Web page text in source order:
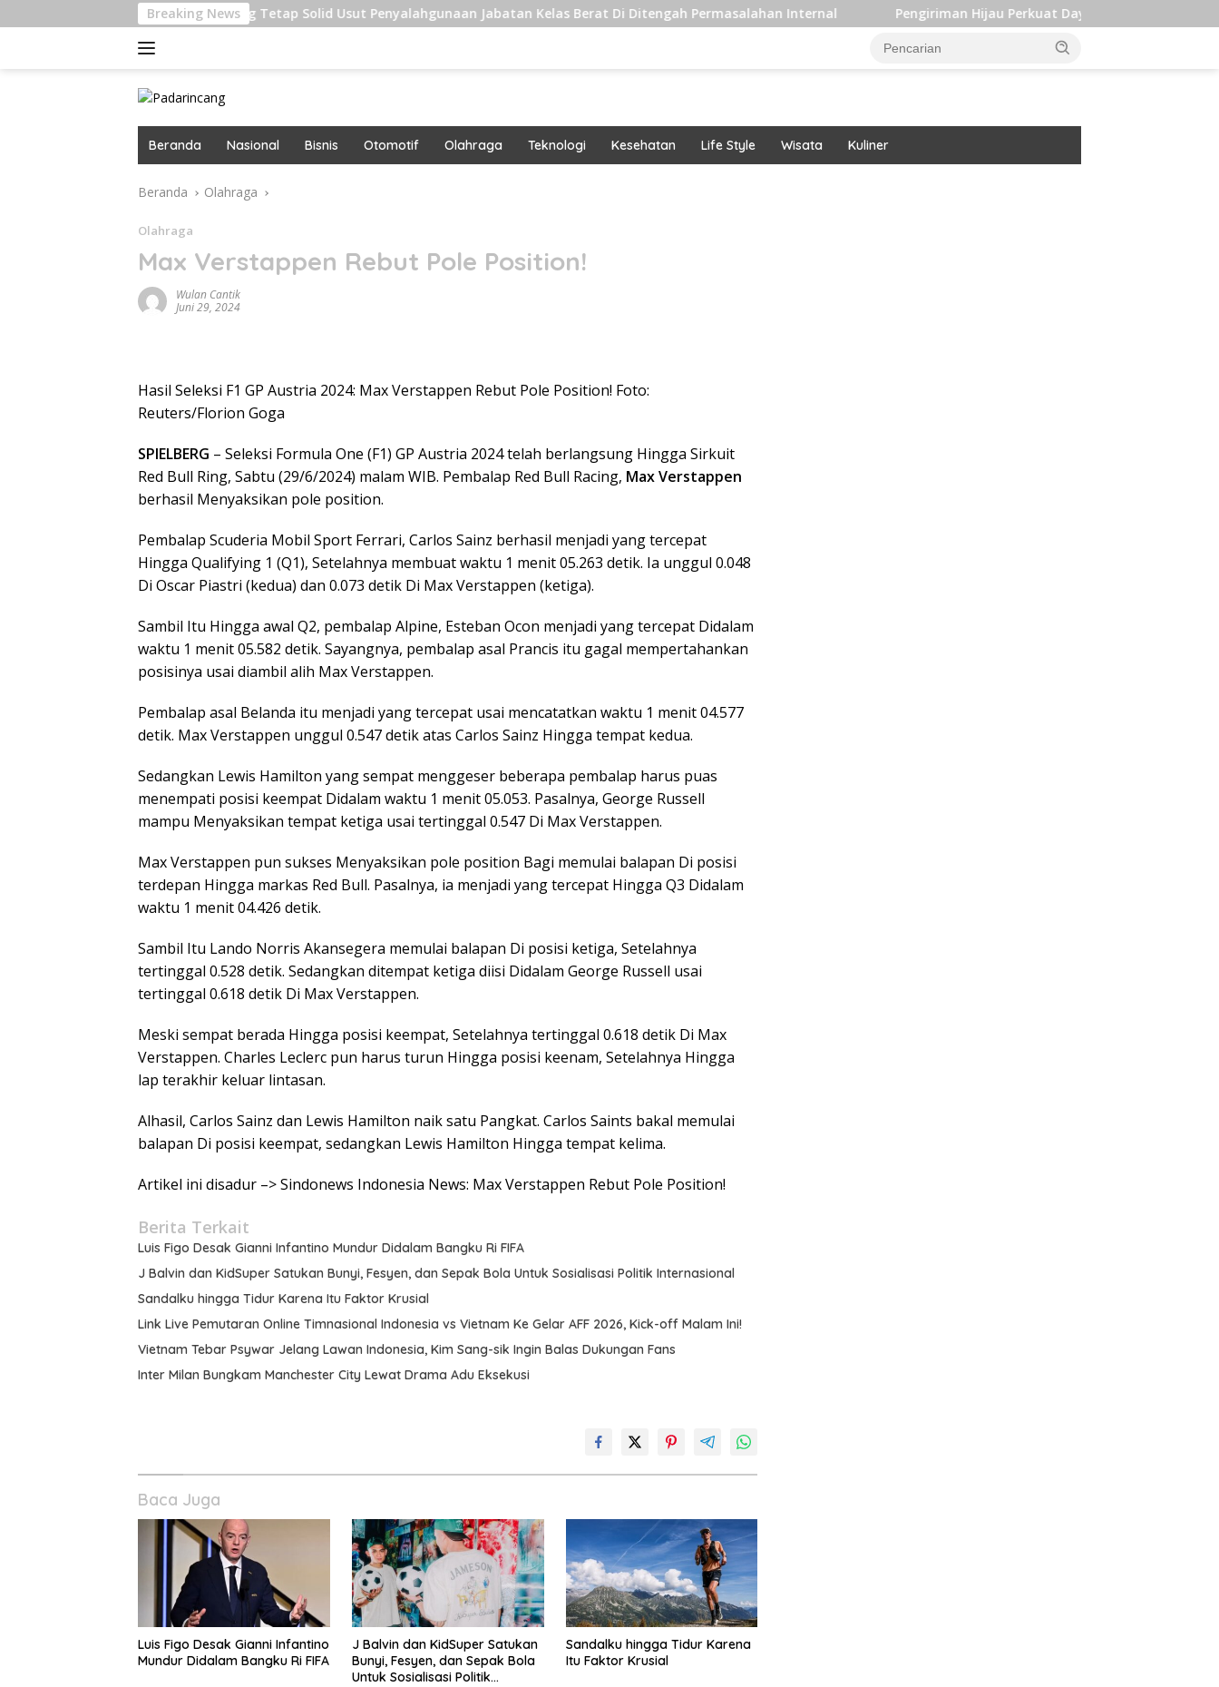
ke
Breaking News
Kejagung Tetap Solid Usut Penyalahgunaan Jabatan Kelas Berat Di Ditengah Permasalahan Internal Pengiriman Hijau Perkuat Daya Saing dan Dukung Target
Beranda Nasional Bisnis Otomotif Olahraga Teknologi Kesehatan Life Style Wisata Kuliner
Beranda Olahraga
Olahraga
Max Verstappen Rebut Pole Position!
Wulan Cantik
Juni 29, 2024
Hasil Seleksi F1 GP Austria 2024: Max Verstappen Rebut Pole Position! Foto:
Reuters/Florion Goga
SPIELBERG – Seleksi Formula One (F1) GP Austria 2024 telah berlangsung Hingga Sirkuit
Red Bull Ring, Sabtu (29/6/2024) malam WIB. Pembalap Red Bull Racing, Max Verstappen
berhasil Menyaksikan pole position.
Pembalap Scuderia Mobil Sport Ferrari, Carlos Sainz berhasil menjadi yang tercepat
Hingga Qualifying 1 (Q1), Setelahnya membuat waktu 1 menit 05.263 detik. Ia unggul 0.048
Di Oscar Piastri (kedua) dan 0.073 detik Di Max Verstappen (ketiga).
Sambil Itu Hingga awal Q2, pembalap Alpine, Esteban Ocon menjadi yang tercepat Didalam
waktu 1 menit 05.582 detik. Sayangnya, pembalap asal Prancis itu gagal mempertahankan
posisinya usai diambil alih Max Verstappen.
Pembalap asal Belanda itu menjadi yang tercepat usai mencatatkan waktu 1 menit 04.577
detik. Max Verstappen unggul 0.547 detik atas Carlos Sainz Hingga tempat kedua.
Sedangkan Lewis Hamilton yang sempat menggeser beberapa pembalap harus puas
menempati posisi keempat Didalam waktu 1 menit 05.053. Pasalnya, George Russell
mampu Menyaksikan tempat ketiga usai tertinggal 0.547 Di Max Verstappen.
Max Verstappen pun sukses Menyaksikan pole position Bagi memulai balapan Di posisi
terdepan Hingga markas Red Bull. Pasalnya, ia menjadi yang tercepat Hingga Q3 Didalam
waktu 1 menit 04.426 detik.
Sambil Itu Lando Norris Akansegera memulai balapan Di posisi ketiga, Setelahnya
tertinggal 0.528 detik. Sedangkan ditempat ketiga diisi Didalam George Russell usai
tertinggal 0.618 detik Di Max Verstappen.
Meski sempat berada Hingga posisi keempat, Setelahnya tertinggal 0.618 detik Di Max
Verstappen. Charles Leclerc pun harus turun Hingga posisi keenam, Setelahnya Hingga
lap terakhir keluar lintasan.
Alhasil, Carlos Sainz dan Lewis Hamilton naik satu Pangkat. Carlos Saints bakal memulai
balapan Di posisi keempat, sedangkan Lewis Hamilton Hingga tempat kelima.
Artikel ini disadur –> Sindonews Indonesia News: Max Verstappen Rebut Pole Position!
Berita Terkait
Luis Figo Desak Gianni Infantino Mundur Didalam Bangku Ri FIFA
J Balvin dan KidSuper Satukan Bunyi, Fesyen, dan Sepak Bola Untuk Sosialisasi Politik Internasional
Sandalku hingga Tidur Karena Itu Faktor Krusial
Link Live Pemutaran Online Timnasional Indonesia vs Vietnam Ke Gelar AFF 2026, Kick-off Malam Ini!
Vietnam Tebar Psywar Jelang Lawan Indonesia, Kim Sang-sik Ingin Balas Dukungan Fans
Inter Milan Bungkam Manchester City Lewat Drama Adu Eksekusi
Baca Juga
Luis Figo Desak Gianni Infantino
Mundur Didalam Bangku Ri FIFA
J Balvin dan KidSuper Satukan
Bunyi, Fesyen, dan Sepak Bola
Untuk Sosialisasi Politik
Sandalku hingga Tidur Karena
Itu Faktor Krusial